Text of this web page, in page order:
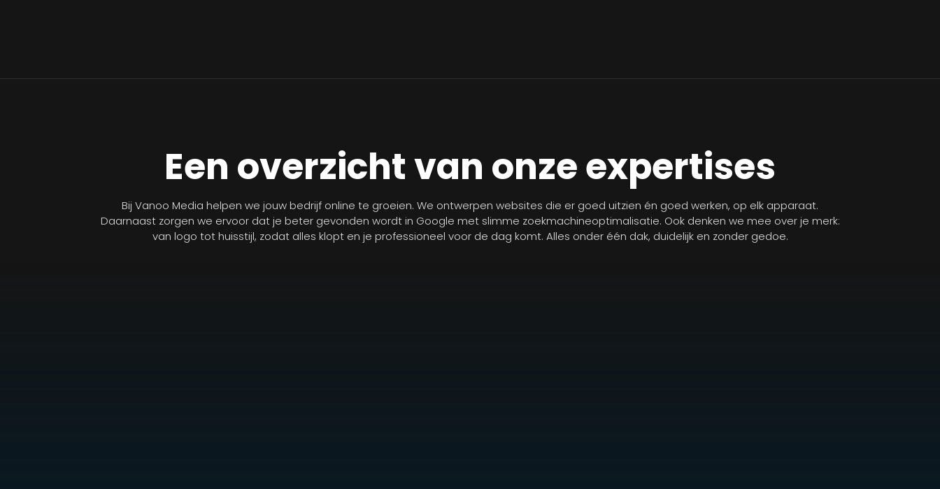
Een overzicht van onze expertises
Bij Vanoo Media helpen we jouw bedrijf online te groeien. We ontwerpen websites die er goed uitzien én goed werken, op elk apparaat.
Daarnaast zorgen we ervoor dat je beter gevonden wordt in Google met slimme zoekmachineoptimalisatie. Ook denken we mee over je merk:
van logo tot huisstijl, zodat alles klopt en je professioneel voor de dag komt. Alles onder één dak, duidelijk en zonder gedoe.